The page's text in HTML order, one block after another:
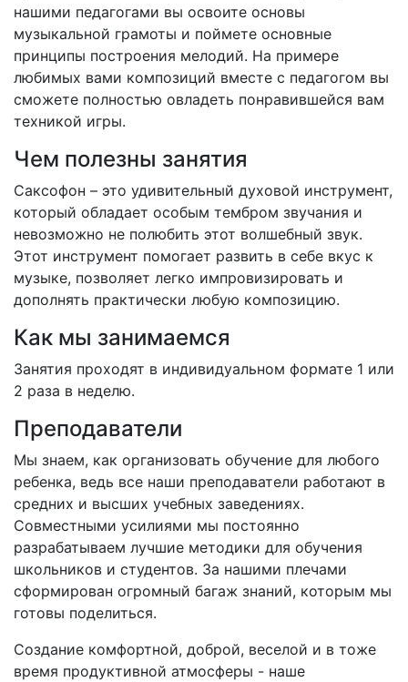
нашими педагогами вы освоите основы
музыкальной грамоты и поймете основные
принципы построения мелодий. На примере
любимых вами композиций вместе с педагогом вы
сможете полностью овладеть понравившейся вам
техникой игры.
Чем полезны занятия
Саксофон – это удивительный духовой инструмент,
который обладает особым тембром звучания и
невозможно не полюбить этот волшебный звук.
Этот инструмент помогает развить в себе вкус к
музыке, позволяет легко импровизировать и
дополнять практически любую композицию.
Как мы занимаемся
Занятия проходят в индивидуальном формате 1 или
2 раза в неделю.
Преподаватели
Мы знаем, как организовать обучение для любого
ребенка, ведь все наши преподаватели работают в
средних и высших учебных заведениях.
Совместными усилиями мы постоянно
разрабатываем лучшие методики для обучения
школьников и студентов. За нашими плечами
сформирован огромный багаж знаний, которым мы
готовы поделиться.
Создание комфортной, доброй, веселой и в тоже
время продуктивной атмосферы - наше